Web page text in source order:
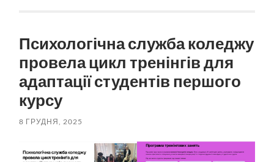
Психологічна служба коледжу
провела цикл тренінгів для
адаптації студентів першого
курсу
8 ГРУДНЯ, 2025